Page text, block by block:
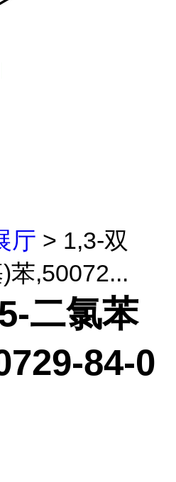
厅 > 1,3-双
苯,50072...
二氯苯
84-0